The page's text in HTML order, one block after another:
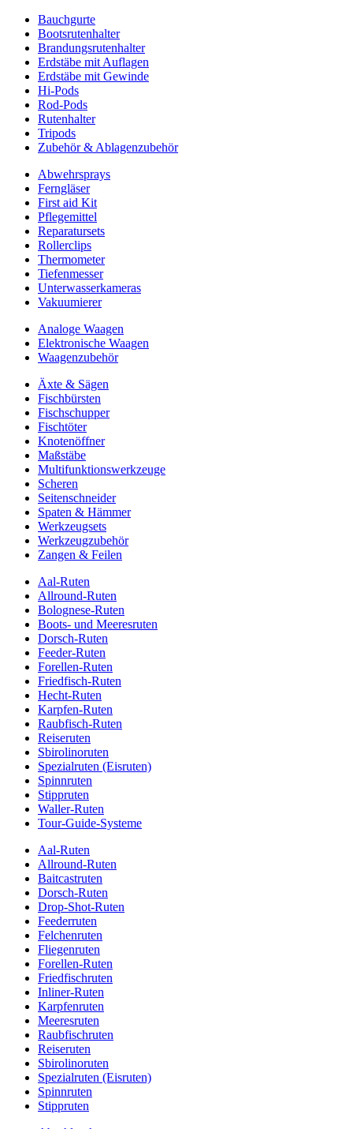
Bauchgurte
Bootsrutenhalter
Brandungsrutenhalter
Erdstäbe mit Auflagen
Erdstäbe mit Gewinde
Hi-Pods
Rod-Pods
Rutenhalter
Tripods
Zubehör & Ablagenzubehör
Abwehrsprays
Ferngläser
First aid Kit
Pflegemittel
Reparatursets
Rollerclips
Thermometer
Tiefenmesser
Unterwasserkameras
Vakuumierer
Analoge Waagen
Elektronische Waagen
Waagenzubehör
Äxte & Sägen
Fischbürsten
Fischschupper
Fischtöter
Knotenöffner
Maßstäbe
Multifunktionswerkzeuge
Scheren
Seitenschneider
Spaten & Hämmer
Werkzeugsets
Werkzeugzubehör
Zangen & Feilen
Aal-Ruten
Allround-Ruten
Bolognese-Ruten
Boots- und Meeresruten
Dorsch-Ruten
Feeder-Ruten
Forellen-Ruten
Friedfisch-Ruten
Hecht-Ruten
Karpfen-Ruten
Raubfisch-Ruten
Reiseruten
Sbirolinoruten
Spezialruten (Eisruten)
Spinnruten
Stippruten
Waller-Ruten
Tour-Guide-Systeme
Aal-Ruten
Allround-Ruten
Baitcastruten
Dorsch-Ruten
Drop-Shot-Ruten
Feederruten
Felchenruten
Fliegenruten
Forellen-Ruten
Friedfischruten
Inliner-Ruten
Karpfenruten
Meeresruten
Raubfischruten
Reiseruten
Sbirolinoruten
Spezialruten (Eisruten)
Spinnruten
Stippruten